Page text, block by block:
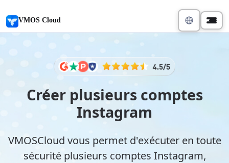
VMOS Cloud
Créer plusieurs comptes
Instagram
VMOSCloud vous permet d'exécuter en toute
sécurité plusieurs comptes Instagram,